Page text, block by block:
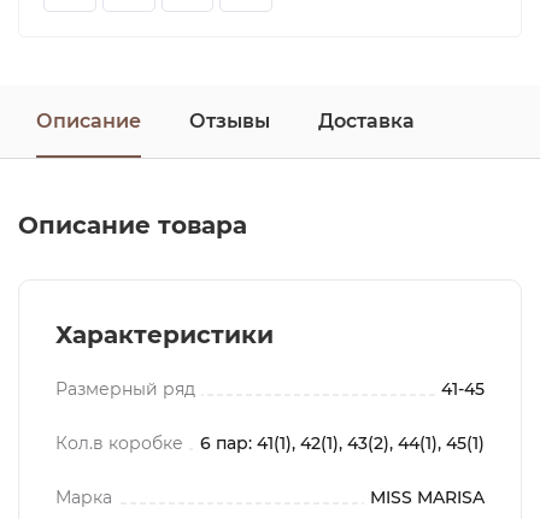
Описание Отзывы Доставка
Описание товара
Характеристики
Размерный ряд 41-45
Кол.в коробке 6 пар: 41(1), 42(1), 43(2), 44(1), 45(1)
Марка MISS MARISA